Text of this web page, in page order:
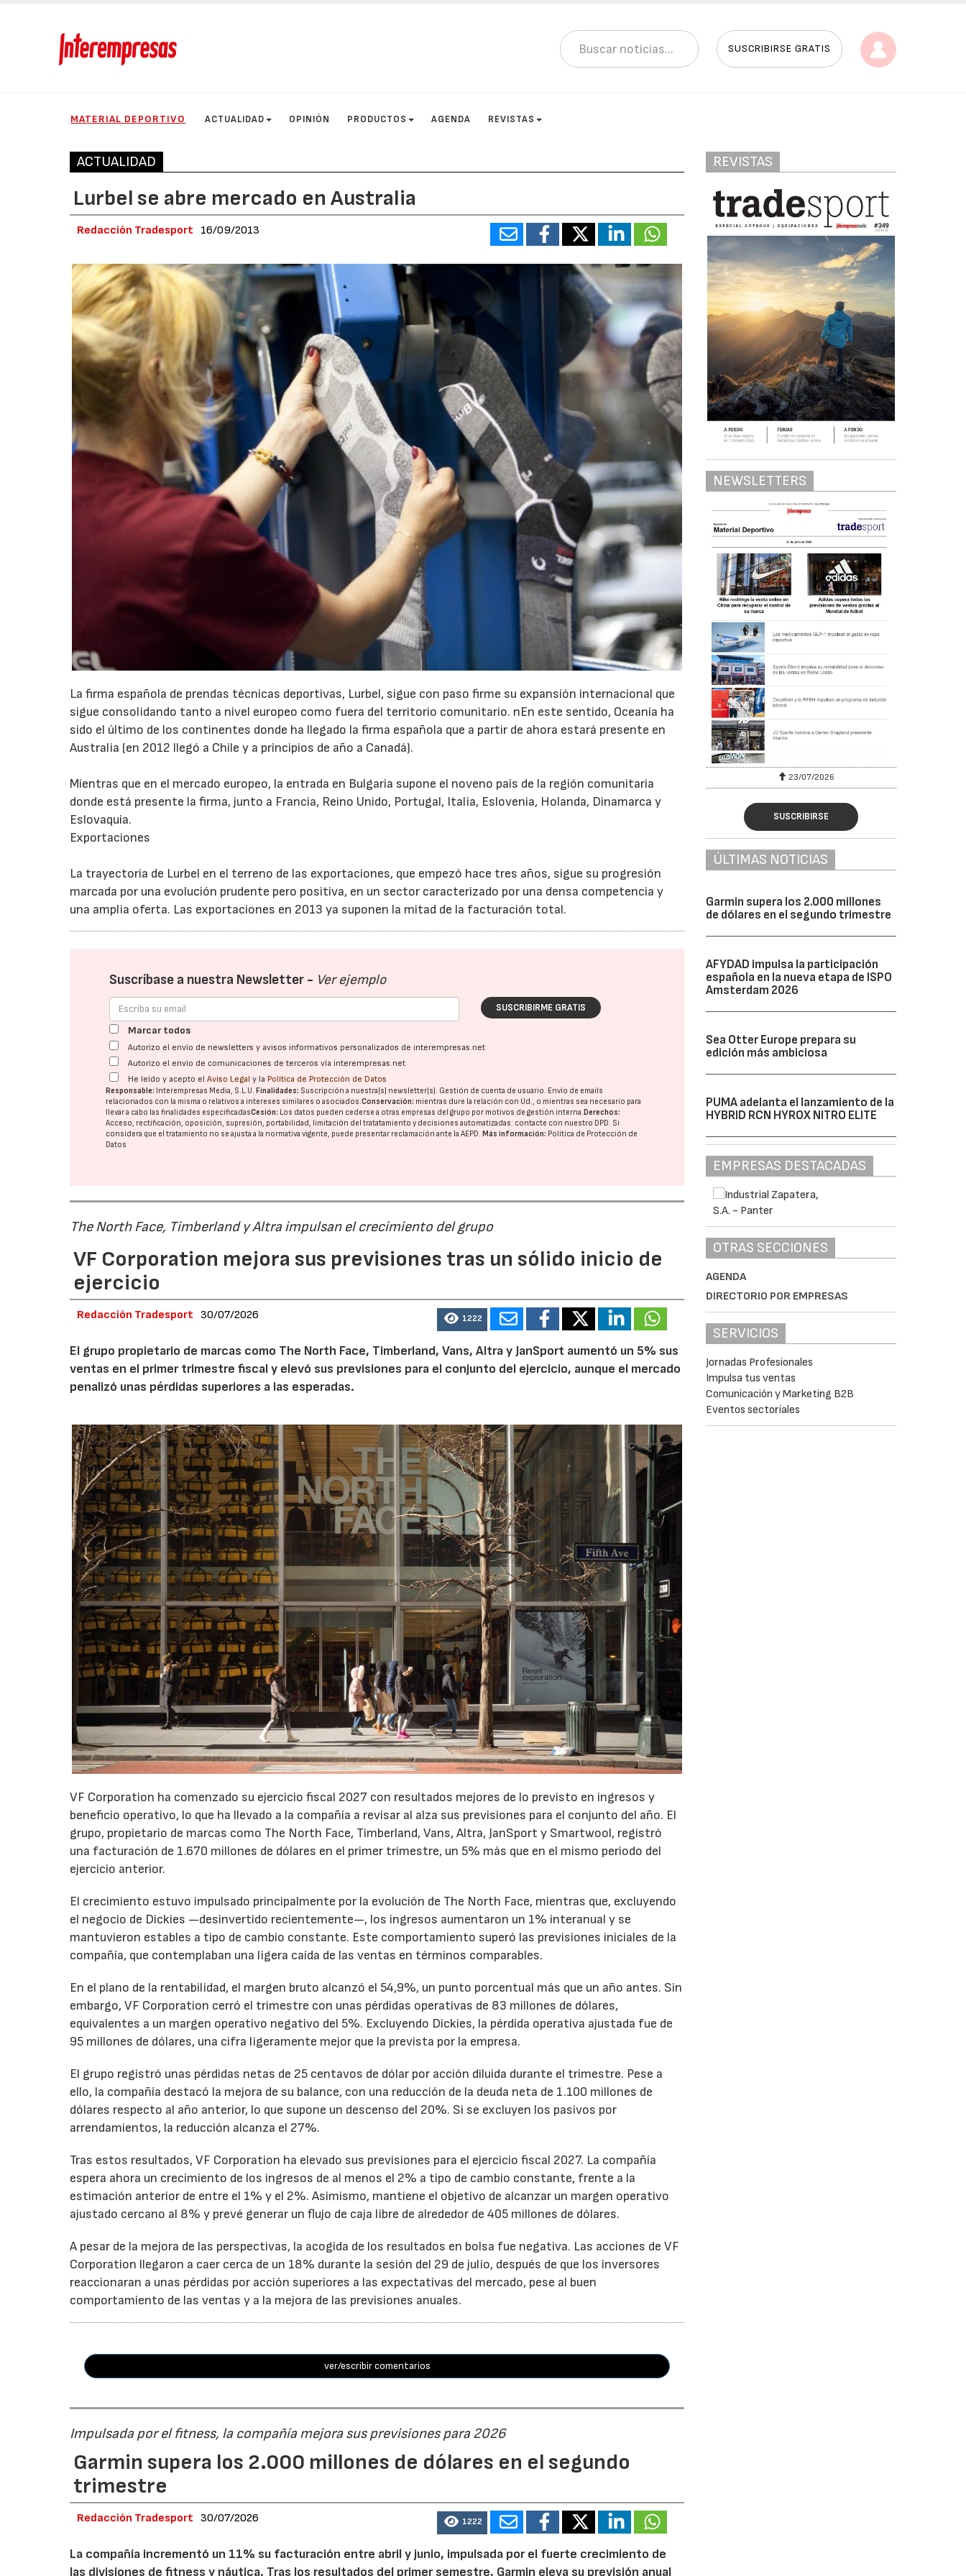
SUSCRIBIRSE GRATIS
MATERIAL DEPORTIVO ACTUALIDAD OPINIÓN PRODUCTOS AGENDA REVISTAS
ACTUALIDAD
Lurbel se abre mercado en Australia
Redacción Tradesport 16/09/2013
La firma española de prendas técnicas deportivas, Lurbel, sigue con paso firme su expansión internacional que
sigue consolidando tanto a nivel europeo como fuera del territorio comunitario. nEn este sentido, Oceanía ha
sido el último de los continentes donde ha llegado la firma española que a partir de ahora estará presente en
Australia (en 2012 llegó a Chile y a principios de año a Canadá).
Mientras que en el mercado europeo, la entrada en Bulgaria supone el noveno país de la región comunitaria
donde está presente la firma, junto a Francia, Reino Unido, Portugal, Italia, Eslovenia, Holanda, Dinamarca y
Eslovaquia.
Exportaciones
La trayectoria de Lurbel en el terreno de las exportaciones, que empezó hace tres años, sigue su progresión
marcada por una evolución prudente pero positiva, en un sector caracterizado por una densa competencia y
una amplia oferta. Las exportaciones en 2013 ya suponen la mitad de la facturación total.
Suscríbase a nuestra Newsletter - Ver ejemplo
SUSCRIBIRME GRATIS
Marcar todos
Autorizo el envío de newsletters y avisos informativos personalizados de interempresas.net
Autorizo el envío de comunicaciones de terceros vía interempresas.net
He leído y acepto elAviso Legal y la Política de Protección de Datos
Responsable: Interempresas Media, S.L.U.Finalidades: Suscripción a nuestra(s) newsletter(s). Gestión de cuenta de usuario. Envío de emails
relacionados con la misma o relativos a intereses similares o asociados.Conservación: mientras dure la relación con Ud., o mientras sea necesario para
llevar a cabo las finalidades especificadasCesión: Los datos pueden cederse a otras empresas del grupo por motivos de gestión interna.Derechos:
Acceso, rectificación, oposición, supresión, portabilidad, limitación del tratatamiento y decisiones automatizadas: contacte con nuestro DPD. Si
considera que el tratamiento no se ajusta a la normativa vigente, puede presentar reclamación ante laAEPD.Más información: Política de Protección de
Datos
The North Face, Timberland y Altra impulsan el crecimiento del grupo
VF Corporation mejora sus previsiones tras un sólido inicio de
ejercicio
Redacción Tradesport 30/07/2026 1222
El grupo propietario de marcas como The North Face, Timberland, Vans, Altra y JanSport aumentó un 5% sus
ventas en el primer trimestre fiscal y elevó sus previsiones para el conjunto del ejercicio, aunque el mercado
penalizó unas pérdidas superiores a las esperadas.
VF Corporation ha comenzado su ejercicio fiscal 2027 con resultados mejores de lo previsto en ingresos y
beneficio operativo, lo que ha llevado a la compañía a revisar al alza sus previsiones para el conjunto del año. El
grupo, propietario de marcas como The North Face, Timberland, Vans, Altra, JanSport y Smartwool, registró
una facturación de 1.670 millones de dólares en el primer trimestre, un 5% más que en el mismo periodo del
ejercicio anterior.
El crecimiento estuvo impulsado principalmente por la evolución de The North Face, mientras que, excluyendo
el negocio de Dickies —desinvertido recientemente—, los ingresos aumentaron un 1% interanual y se
mantuvieron estables a tipo de cambio constante. Este comportamiento superó las previsiones iniciales de la
compañía, que contemplaban una ligera caída de las ventas en términos comparables.
En el plano de la rentabilidad, el margen bruto alcanzó el 54,9%, un punto porcentual más que un año antes. Sin
embargo, VF Corporation cerró el trimestre con unas pérdidas operativas de 83 millones de dólares,
equivalentes a un margen operativo negativo del 5%. Excluyendo Dickies, la pérdida operativa ajustada fue de
95 millones de dólares, una cifra ligeramente mejor que la prevista por la empresa.
El grupo registró unas pérdidas netas de 25 centavos de dólar por acción diluida durante el trimestre. Pese a
ello, la compañía destacó la mejora de su balance, con una reducción de la deuda neta de 1.100 millones de
dólares respecto al año anterior, lo que supone un descenso del 20%. Si se excluyen los pasivos por
arrendamientos, la reducción alcanza el 27%.
Tras estos resultados, VF Corporation ha elevado sus previsiones para el ejercicio fiscal 2027. La compañía
espera ahora un crecimiento de los ingresos de al menos el 2% a tipo de cambio constante, frente a la
estimación anterior de entre el 1% y el 2%. Asimismo, mantiene el objetivo de alcanzar un margen operativo
ajustado cercano al 8% y prevé generar un flujo de caja libre de alrededor de 405 millones de dólares.
A pesar de la mejora de las perspectivas, la acogida de los resultados en bolsa fue negativa. Las acciones de VF
Corporation llegaron a caer cerca de un 18% durante la sesión del 29 de julio, después de que los inversores
reaccionaran a unas pérdidas por acción superiores a las expectativas del mercado, pese al buen
comportamiento de las ventas y a la mejora de las previsiones anuales.
ver/escribir comentarios
Impulsada por el fitness, la compañía mejora sus previsiones para 2026
Garmin supera los 2.000 millones de dólares en el segundo
trimestre
Redacción Tradesport 30/07/2026 1222
La compañía incrementó un 11% su facturación entre abril y junio, impulsada por el fuerte crecimiento de
las divisiones de fitness y náutica. Tras los resultados del primer semestre, Garmin eleva su previsión anual
REVISTAS
NEWSLETTERS
23/07/2026 30/07/2026 23/07/2026
SUSCRIBIRSE
ÚLTIMAS NOTICIAS
Garmin supera los 2.000 millones
de dólares en el segundo trimestre
AFYDAD impulsa la participación
española en la nueva etapa de ISPO
Amsterdam 2026
Sea Otter Europe prepara su
edición más ambiciosa
PUMA adelanta el lanzamiento de la
HYBRID RCN HYROX NITRO ELITE
EMPRESAS DESTACADAS
OTRAS SECCIONES
AGENDA
DIRECTORIO POR EMPRESAS
SERVICIOS
Jornadas Profesionales
Impulsa tus ventas
Comunicación y Marketing B2B
Eventos sectoriales